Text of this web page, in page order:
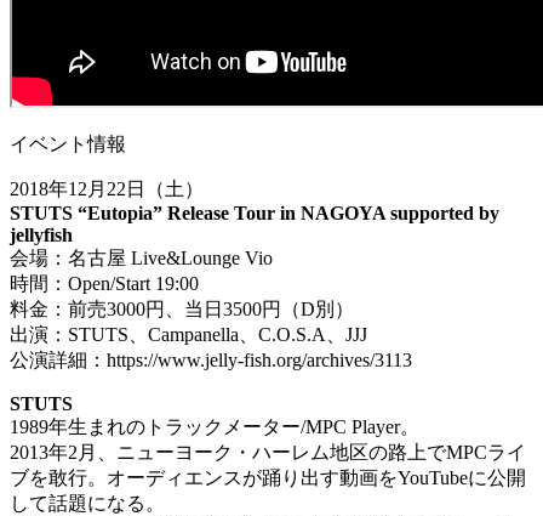
イベント情報
2018年12月22日（土）
STUTS “Eutopia” Release Tour in NAGOYA supported by
jellyfish
会場：名古屋 Live&Lounge Vio
時間：Open/Start 19:00
料金：前売3000円、当日3500円（D別）
出演：STUTS、Campanella、C.O.S.A、JJJ
公演詳細：https://www.jelly-fish.org/archives/3113
STUTS
1989年生まれのトラックメーター/MPC Player。
2013年2月、ニューヨーク・ハーレム地区の路上でMPCライ
ブを敢行。オーディエンスが踊り出す動画をYouTubeに公開
して話題になる。